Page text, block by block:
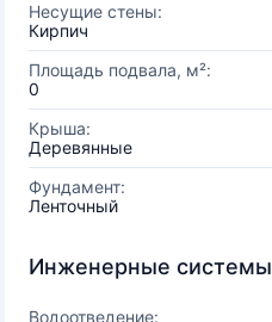
Несущие стены:
Кирпич
Площадь подвала, м²:
0
Крыша:
Деревянные
Фундамент:
Ленточный
Инженерные системы
Водоотведение: